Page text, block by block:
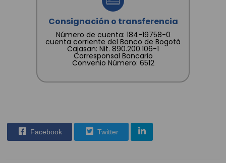
Consignación o transferencia
Número de cuenta: 184-19758-0
cuenta corriente del Banco de Bogotá
Cajasan: Nit. 890.200.106-1
Corresponsal Bancario
Convenio Número: 6512
Facebook Twitter